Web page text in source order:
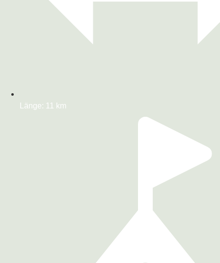
Länge: 11 km